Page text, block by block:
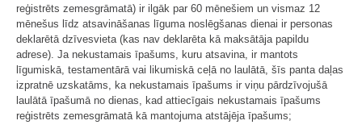
reģistrēts zemesgrāmatā) ir ilgāk par 60 mēnešiem un vismaz 12
mēnešus līdz atsavināšanas līguma noslēgšanas dienai ir personas
deklarētā dzīvesvieta (kas nav deklarēta kā maksātāja papildu
adrese). Ja nekustamais īpašums, kuru atsavina, ir mantots
līgumiskā, testamentārā vai likumiskā ceļā no laulātā, šīs panta daļas
izpratnē uzskatāms, ka nekustamais īpašums ir viņu pārdzīvojušā
laulātā īpašumā no dienas, kad attiecīgais nekustamais īpašums
reģistrēts zemesgrāmatā kā mantojuma atstājēja īpašums;